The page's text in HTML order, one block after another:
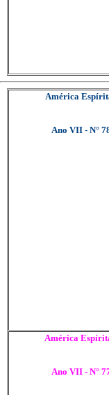
América
Ano VII - N°
América
Ano VII - N°